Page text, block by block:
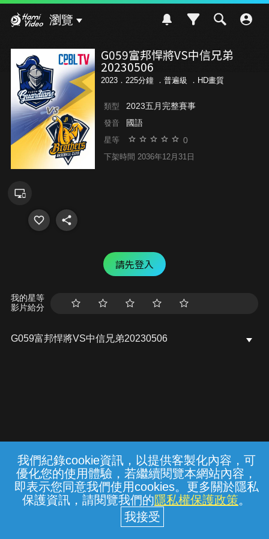
我們紀錄cookie資訊，以提供客製化內容，可
優化您的使用體驗，若繼續閱覽本網站內容，
即表示您同意我們使用cookies。更多關於隱私
保護資訊，請閱覽我們的隱私權保護政策。
瀏覽
G059富邦悍將VS中信兄弟
20230506
2023．225分鐘 ． 普遍級 ．HD畫質
類型 2023五月完整賽事
發音 國語
星等 0
下架時間 2036年12月31日
請先登入
我的星等
影片給分
G059富邦悍將VS中信兄弟20230506
常見問題 線上客服 服務條款 隱私權保護
中華電信股份有限公司個人家庭分公司
(統一編號：96979949) © 2026
{{notifyMsg}}